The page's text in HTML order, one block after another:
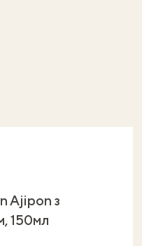
Ajipon з
150мл